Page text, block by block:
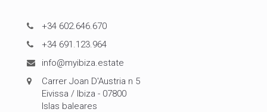
+34 602.646.670
+34 691.123.964
info@myibiza.estate
Carrer Joan D'Austria n 5
Eivissa / Ibiza - 07800
Islas baleares